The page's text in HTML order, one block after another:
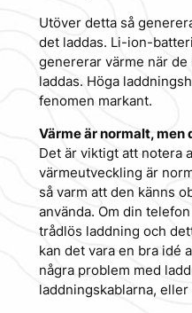
Utöver detta så
det laddas. Li-ion-
genererar värme när
laddas. Höga
fenomen markant.
Värme är normalt, men
Det är viktigt att notera
värmeutveckling är
så varm att den känns
använda. Om din
trådlös laddning och
kan det vara en bra idé
några problem med
laddningskablarna,